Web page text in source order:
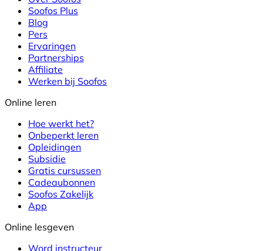
Soofos Plus
Blog
Pers
Ervaringen
Partnerships
Affiliate
Werken bij Soofos
Online leren
Hoe werkt het?
Onbeperkt leren
Opleidingen
Subsidie
Gratis cursussen
Cadeaubonnen
Soofos Zakelijk
App
Online lesgeven
Word instructeur